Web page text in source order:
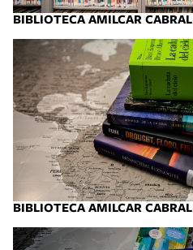
BIBLIOTECA AMILCAR CABRAL
BIBLIOTECA AMILCAR CABRAL